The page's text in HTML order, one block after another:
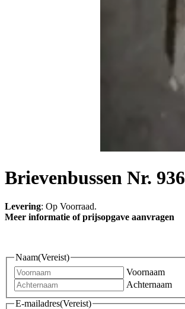
Brievenbussen Nr. 936
Levering: Op Voorraad.
Meer informatie of prijsopgave aanvragen
Naam(Vereist)
Voornaam
Achternaam
E-mailadres(Vereist)